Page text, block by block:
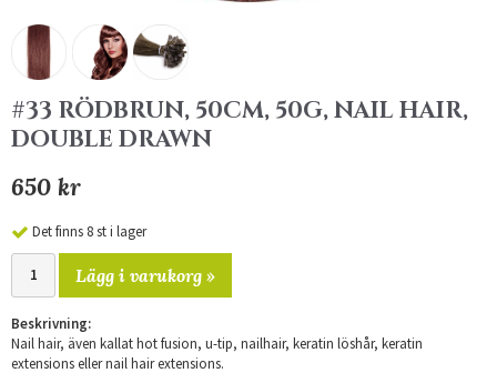
#33 RÖDBRUN, 50CM, 50G, NAIL HAIR,
DOUBLE DRAWN
650 kr
Det finns 8 st i lager
Lägg i varukorg »
Beskrivning:
Nail hair, även kallat hot fusion, u-tip, nailhair, keratin löshår, keratin
extensions eller nail hair extensions.